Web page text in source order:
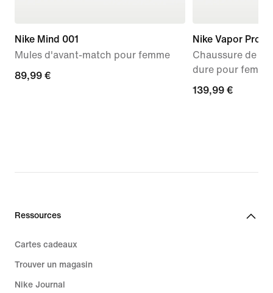
Nike Mind 001
Mules d'avant-match pour femme
89,99 €
89,99 €
Nike Vapor Pro 3
Chaussure de
dure pour femme
139,99 €
139,99 €
Ressources
Cartes cadeaux
Trouver un magasin
Nike Journal